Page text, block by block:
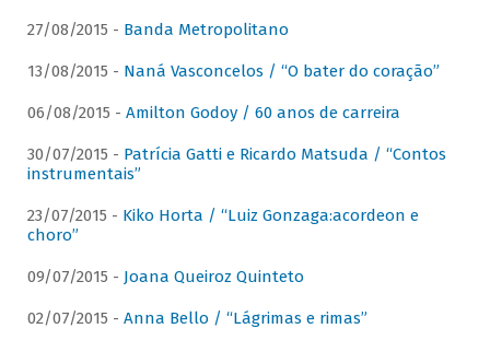
27/08/2015 - Banda Metropolitano
13/08/2015 - Naná Vasconcelos / “O bater do coração”
06/08/2015 - Amilton Godoy / 60 anos de carreira
30/07/2015 - Patrícia Gatti e Ricardo Matsuda / “Contos
instrumentais”
23/07/2015 - Kiko Horta / “Luiz Gonzaga:acordeon e
choro”
09/07/2015 - Joana Queiroz Quinteto
02/07/2015 - Anna Bello / “Lágrimas e rimas”